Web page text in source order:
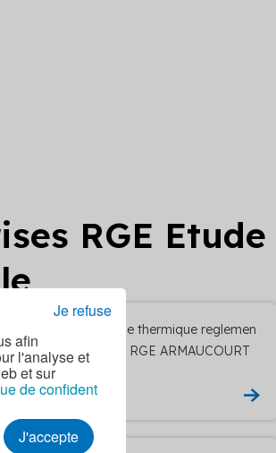
afin
l'analyse et
et sur
de confident
J'accepte
Je refuse
RGE Etude
Etude thermique reglemen
taire RGE ARMAUCOURT